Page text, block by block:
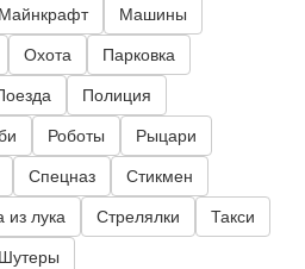
Майнкрафт Машины
Охота Парковка
Полиция
Роботы Рыцари
Спецназ Стикмен
из лука Стрелялки Такси
Шутеры